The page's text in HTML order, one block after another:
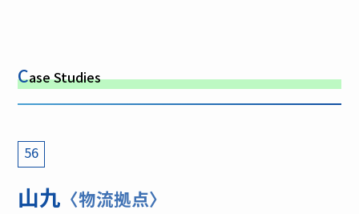
Case Studies
56
山九 〈物流拠点〉